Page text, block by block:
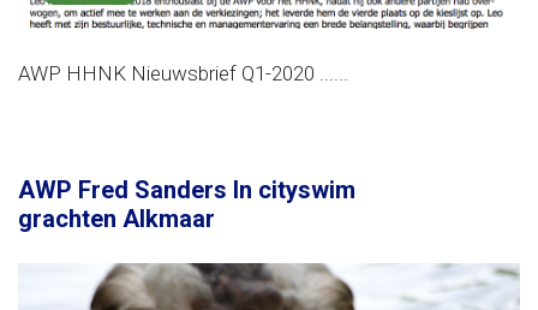
AWP HHNK Nieuwsbrief Q1-2020 ......
AWP Fred Sanders In cityswim
grachten Alkmaar